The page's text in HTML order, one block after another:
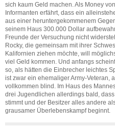
sich kaum Geld machen. Als Money
Informanten erfährt, dass ein
aus einer heruntergekommenem
seinem Haus 300.000 Dollar
Freunde der Versuchung nicht
Rocky, die gemeinsam mit ihrer
Kalifornien ziehen möchte, will
viel Geld kommen. Und anfangs
so, als hätten die Einbrecher leichtes
ist zwar ein ehemaliger Army-Veteran,
vollkommen blind. Im Haus des
drei Jugendlichen allerdings bald,
stimmt und der Besitzer alles andere
grausamer Überlebenskampf beginnt.